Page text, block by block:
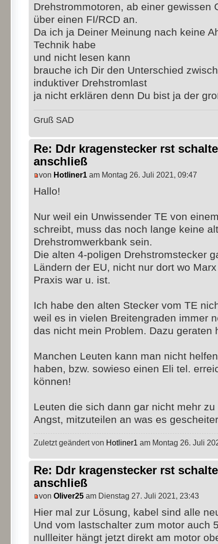
Drehstrommotoren, ab einer gewissen
über einen FI/RCD an.
Da ich ja Deiner Meinung nach keine
Technik habe
und nicht lesen kann
brauche ich Dir den Unterschied
induktiver Drehstromlast
ja nicht erklären denn Du bist ja der
Gruß SAD
Re: Ddr kragenstecker rst
anschließ
von Hotliner1 am Montag 26. Juli 2021, 09:47
Hallo!
Nur weil ein Unwissender TE von
schreibt, muss das noch lange keine
Drehstromwerkbank sein.
Die alten 4-poligen Drehstromstecker
Ländern der EU, nicht nur dort wo
Praxis war u. ist.
Ich habe den alten Stecker vom TE
weil es in vielen Breitengraden immer
das nicht mein Problem. Dazu geraten
Manchen Leuten kann man nicht
haben, bzw. sowieso einen Eli tel.
können!
Leuten die sich dann gar nicht mehr
Angst, mitzuteilen an was es
Zuletzt geändert von Hotliner1 am Montag 26. Juli
Re: Ddr kragenstecker rst
anschließ
von Oliver25 am Dienstag 27. Juli 2021, 23:43
Hier mal zur Lösung, kabel sind alle
Und vom lastschalter zum motor auch
nullleiter hängt jetzt direkt am motor